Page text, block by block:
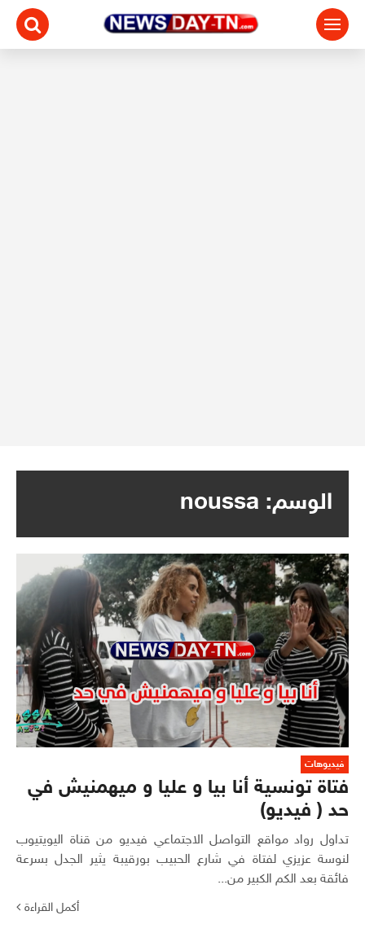
الوسم: noussa
فيديوهات
فتاة تونسية أنا بيا و عليا و ميهمنيش في
حد ( فيديو)
تداول رواد مواقع التواصل الاجتماعي فيديو من قناة اليويتيوب
لنوسة عزيزي لفتاة في شارع الحبيب بورقيبة يثير الجدل بسرعة
فائقة بعد الكم الكبير من...
أكمل القراءة